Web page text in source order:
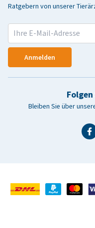
Ratgebern von unserer
Anmelden
Bleiben Sie über